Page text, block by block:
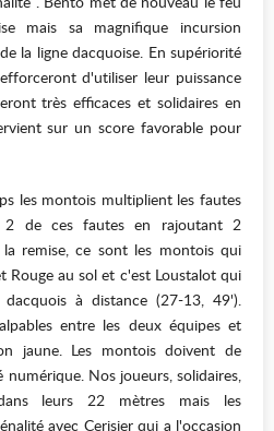
mais sa magnifique incursion
la ligne dacquoise. En supériorité
d'utiliser leur puissance
très efficaces et solidaires en
sur un score favorable pour
les montois multiplient les fautes
2 de ces fautes en rajoutant 2
remise, ce sont les montois qui
Rouge au sol et c'est Loustalot qui
à distance (27-13, 49').
entre les deux équipes et
jaune. Les montois doivent de
Nos joueurs, solidaires,
leurs 22 mètres mais les
avec Cerisier qui a l'occasion